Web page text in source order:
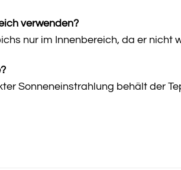
verwenden?
nur im Innenbereich, da er nicht
Sonneneinstrahlung behält der